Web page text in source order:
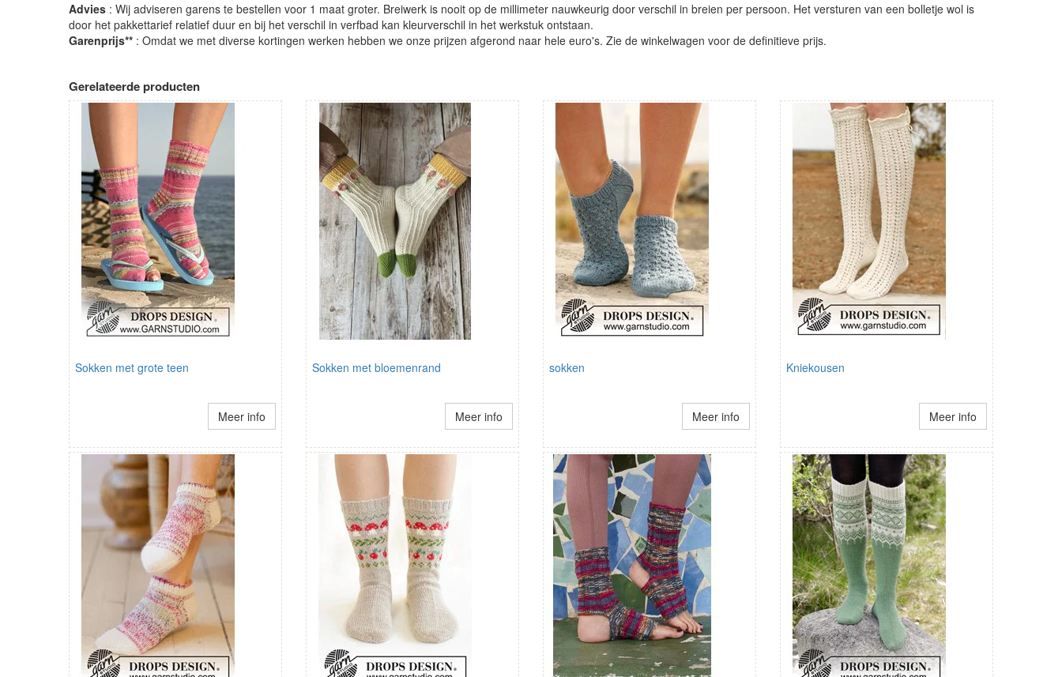
Advies : Wij adviseren garens te bestellen voor 1 maat groter. Breiwerk is nooit op de millimeter nauwkeurig door verschil in breien per persoon. Het versturen van een bolletje wol is
door het pakkettarief relatief duur en bij het verschil in verfbad kan kleurverschil in het werkstuk ontstaan.
Garenprijs** : Omdat we met diverse kortingen werken hebben we onze prijzen afgerond naar hele euro's. Zie de winkelwagen voor de definitieve prijs.
Gerelateerde producten
Sokken met grote teen
Meer info
Sokken met bloemenrand
Meer info
sokken
Meer info
Kniekousen
Meer info